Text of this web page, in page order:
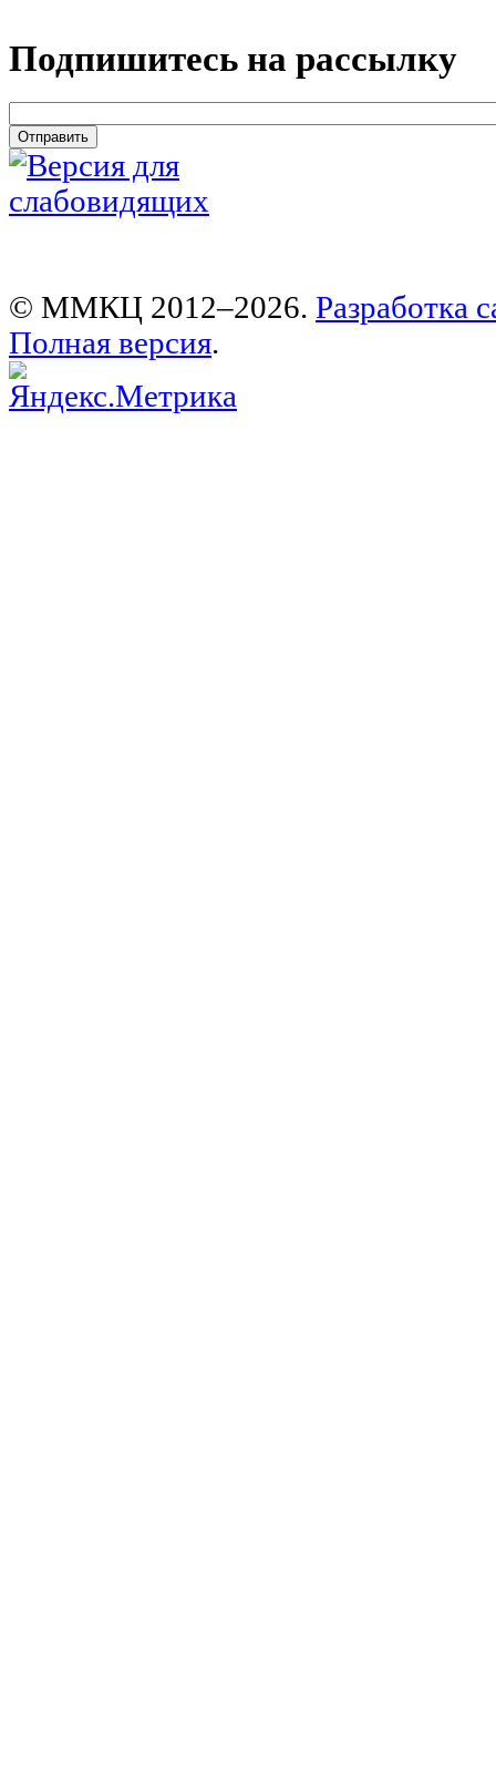
Подпишитесь на рассылку
© ММКЦ 2012–2026. Разработка
Полная версия.